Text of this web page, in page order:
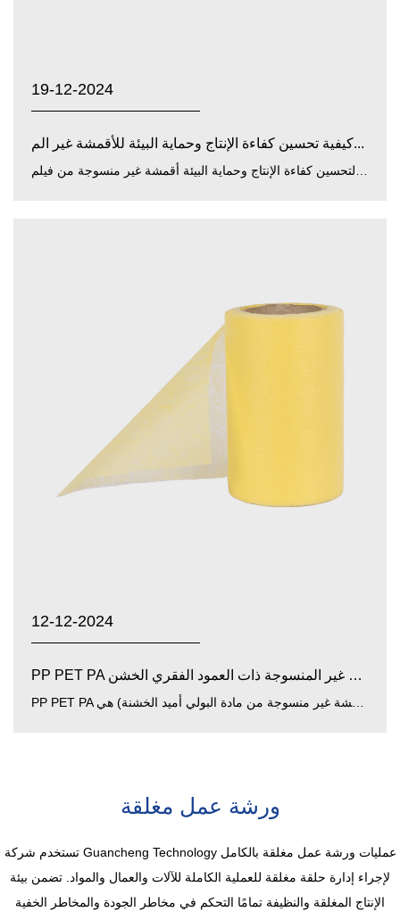
19-12-2024
كيفية تحسين كفاءة الإنتاج وحماية البيئة للأقمشة غير الم...
12-12-2024
PP PET PA الأقمشة غير المنسوجة ذات العمود الفقري الخشن:...
PP PET PA أقمشة غير منسوجة خشنة منكر (بولي بروبيلين ، بوليستر ، أقمشة غير منسوجة من مادة البولي أميد الخشنة) هي...
ورشة عمل مغلقة
تستخدم شركة Guancheng Technology عمليات ورشة عمل مغلقة بالكامل
لإجراء إدارة حلقة مغلقة للعملية الكاملة للآلات والعمال والمواد. تضمن بيئة
الإنتاج المغلقة والنظيفة تمامًا التحكم في مخاطر الجودة والمخاطر الخفية